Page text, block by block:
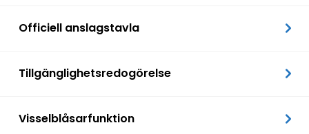
Officiell anslagstavla
Tillgänglighetsredogörelse
Visselblåsarfunktion